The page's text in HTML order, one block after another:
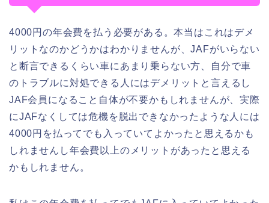
4000円の年会費を払う必要がある。本当はこれはデメ
リットなのかどうかはわかりませんが、JAFがいらない
と断言できるくらい車にあまり乗らない方、自分で車
のトラブルに対処できる人にはデメリットと言えるし
JAF会員になること自体が不要かもしれませんが、実際
にJAFなくしては危機を脱出できなかったような人には
4000円を払ってでも入っていてよかったと思えるかも
しれませんし年会費以上のメリットがあったと思える
かもしれません。